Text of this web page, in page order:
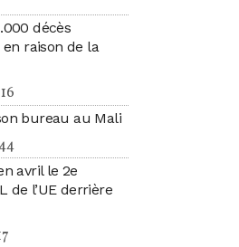
décès
raison de la
bureau au Mali
avril le 2e
de l’UE derrière